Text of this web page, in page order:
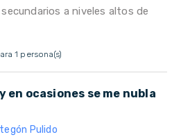
a niveles altos de
1 persona(s)
en ocasiones se me nubla
Pulido